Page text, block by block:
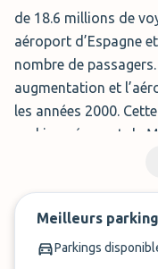
de 18.6 millions de
aéroport d’Espagne
nombre de
augmentation et
les années 2000.
parking aéroport de
révéler un challenge,
Comparez un large
Malaga sur des
Meilleurs
Parkings